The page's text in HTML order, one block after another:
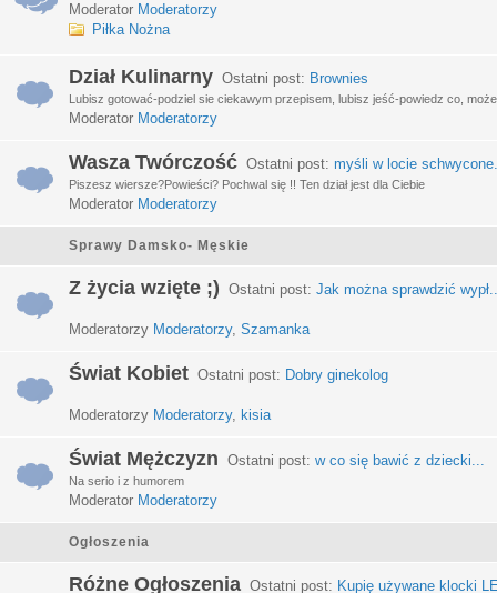
Moderator Moderatorzy
Piłka Nożna
Dział Kulinarny Ostatni post: Brownies
Lubisz gotować-podziel sie ciekawym przepisem, lubisz jeść-powiedz co,
Moderator Moderatorzy
Wasza Twórczość Ostatni post: myśli w locie
Piszesz wiersze?Powieści? Pochwal się !! Ten dział jest dla Ciebie
Moderator Moderatorzy
Sprawy Damsko- Męskie
Z życia wzięte ;) Ostatni post: Jak można sprawdzić
Moderatorzy Moderatorzy, Szamanka
Świat Kobiet Ostatni post: Dobry ginekolog
Moderatorzy Moderatorzy, kisia
Świat Mężczyzn Ostatni post: w co się bawić z dziecki...
Na serio i z humorem
Moderator Moderatorzy
Ogłoszenia
Różne Ogłoszenia Ostatni post: Kupię używane klocki